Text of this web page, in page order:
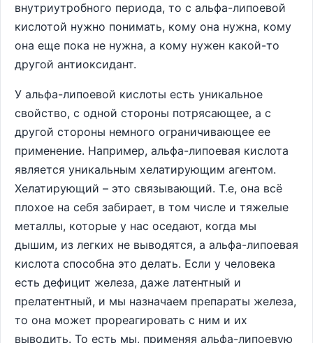
внутриутробного периода, то с альфа-липоевой
кислотой нужно понимать, кому она нужна, кому
она еще пока не нужна, а кому нужен какой-то
другой антиоксидант.
У альфа-липоевой кислоты есть уникальное
свойство, с одной стороны потрясающее, а с
другой стороны немного ограничивающее ее
применение. Например, альфа-липоевая кислота
является уникальным хелатирующим агентом.
Хелатирующий – это связывающий. Т.е, она всё
плохое на себя забирает, в том числе и тяжелые
металлы, которые у нас оседают, когда мы
дышим, из легких не выводятся, а альфа-липоевая
кислота способна это делать. Если у человека
есть дефицит железа, даже латентный и
прелатентный, и мы назначаем препараты железа,
то она может прореагировать с ним и их
выводить. То есть мы, применяя альфа-липоевую